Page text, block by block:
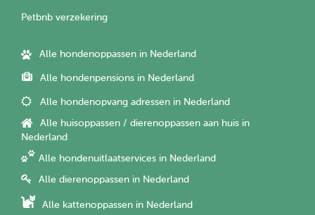
Petbnb verzekering
Alle hondenoppassen in Nederland
Alle hondenpensions in Nederland
Alle hondenopvang adressen in Nederland
Alle huisoppassen / dierenoppassen aan huis in
Nederland
Alle hondenuitlaatservices in Nederland
Alle dierenoppassen in Nederland
Alle kattenoppassen in Nederland